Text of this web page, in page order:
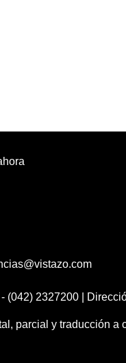
(042) 2327200 |
parcial y traducción